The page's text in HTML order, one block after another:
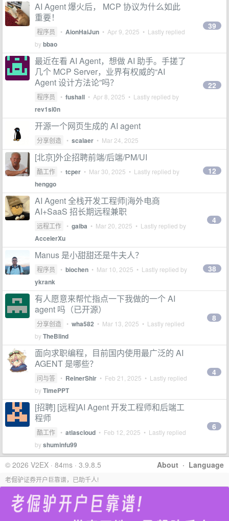
AI Agent 爆火后， MCP 协议为什么如此
重要！
程序员 • AionHaiJun • Apr 9, 2025 • Lastly replied
bybbao
39
最近在看 AI Agent，想做 AI 助手。手搓了
几个 MCP Server，业界有权威的“AI
Agent 设计方法论”吗？
程序员 • fushall • Apr 8, 2025 • Lastly replied by
rev1si0n
22
开源一个网页生成的 AI agent
分享创造 • scalaer • Mar 24, 2025
[北京]外企招聘前端/后端/PM/UI
酷工作 • tcper • Mar 30, 2025 • Lastly replied by
henggo
12
AI Agent 全栈开发工程师|海外电商
AI+SaaS 招长期远程兼职
远程工作 • gaiba • Mar 20, 2025 • Lastly replied by
AccelerXu
4
Manus 是小甜甜还是牛夫人？
程序员 • biochen • Mar 10, 2025 • Lastly replied by
ykrank
38
有人愿意来帮忙指点一下我做的一个 AI
agent 吗（已开源）
分享创造 • wha582 • Mar 13, 2025 • Lastly replied
byTheBlind
8
面向求职编程，目前国内使用最广泛的 AI
AGENT 是哪些？
问与答 • ReinerShir • Feb 21, 2025 • Lastly replied
byTimePPT
4
[招聘] [远程]AI Agent 开发工程师和后端工
程师
酷工作 • atlascloud • Feb 12, 2025 • Lastly replied
byshuminfu99
6
About · Language
© 2026 V2EX · 84ms · 3.9.8.5
老倔驴证券开户巨靠谱，已助千人!